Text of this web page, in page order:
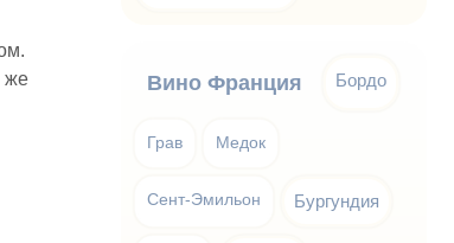
же
Вино Франция Бордо
Грав Медок
Сент-Эмильон Бургундия